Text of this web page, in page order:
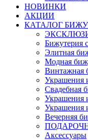
НОВИНКИ
АКЦИИ
КАТАЛОГ
Бижутерия
Элитная
Модная
Винтажная
Украшения
Свадебная
Украшения
Украшения
Вечерняя
Аксессуары